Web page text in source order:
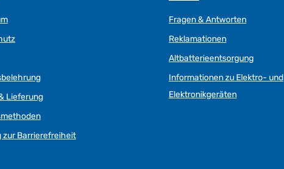
Lieferung
zur Barrierefreiheit
Fragen & Antworten
Reklamationen
Altbatterieentsorgung
Informationen zu Elektro- und
Elektronikgeräten